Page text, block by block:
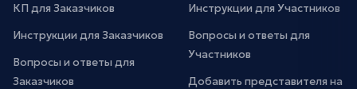
КП для Заказчиков
Инструкции для Заказчиков
Вопросы и ответы для
Заказчиков
Инструкции для Участников
Вопросы и ответы для
Участников
Добавить представителя на